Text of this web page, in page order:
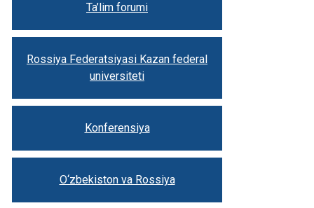
Ta’lim forumi
Rossiya Federatsiyasi Kazan federal
universiteti
Konferensiya
O‘zbekiston va Rossiya